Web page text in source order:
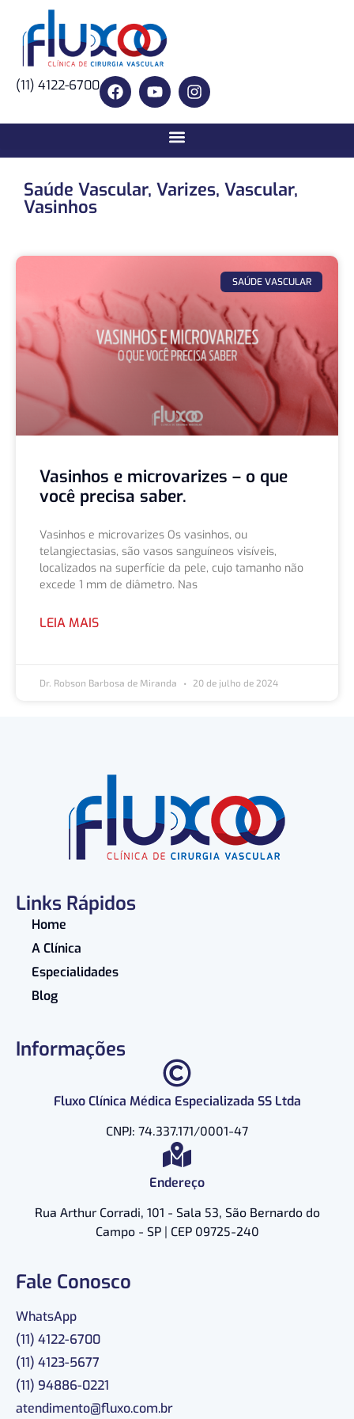
(11) 4122-6700
Saúde Vascular, Varizes, Vascular,
Vasinhos
SAÚDE VASCULAR
Vasinhos e microvarizes – o que
você precisa saber.
Vasinhos e microvarizes Os vasinhos, ou
telangiectasias, são vasos sanguíneos visíveis,
localizados na superfície da pele, cujo tamanho não
excede 1 mm de diâmetro. Nas
LEIA MAIS
Dr. Robson Barbosa de Miranda 20 de julho de 2024
Links Rápidos
Home
A Clínica
Especialidades
Blog
Informações
Fluxo Clínica Médica Especializada SS Ltda
CNPJ: 74.337.171/0001-47
Endereço
Rua Arthur Corradi, 101 - Sala 53, São Bernardo do
Campo - SP | CEP 09725-240
Fale Conosco
WhatsApp
(11) 4122-6700
(11) 4123-5677
(11) 94886-0221
atendimento@fluxo.com.br